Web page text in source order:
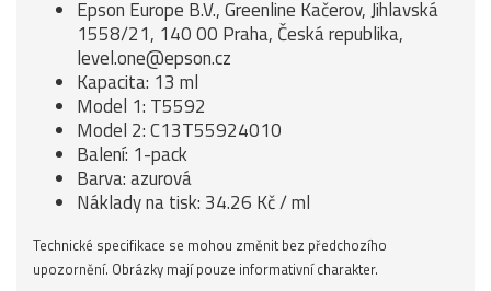
Epson Europe B.V., Greenline Kačerov, Jihlavská
1558/21, 140 00 Praha, Česká republika,
level.one@epson.cz
Kapacita: 13 ml
Model 1: T5592
Model 2: C13T55924010
Balení: 1-pack
Barva: azurová
Náklady na tisk: 34.26 Kč / ml
Technické specifikace se mohou změnit bez předchozího
upozornění. Obrázky mají pouze informativní charakter.